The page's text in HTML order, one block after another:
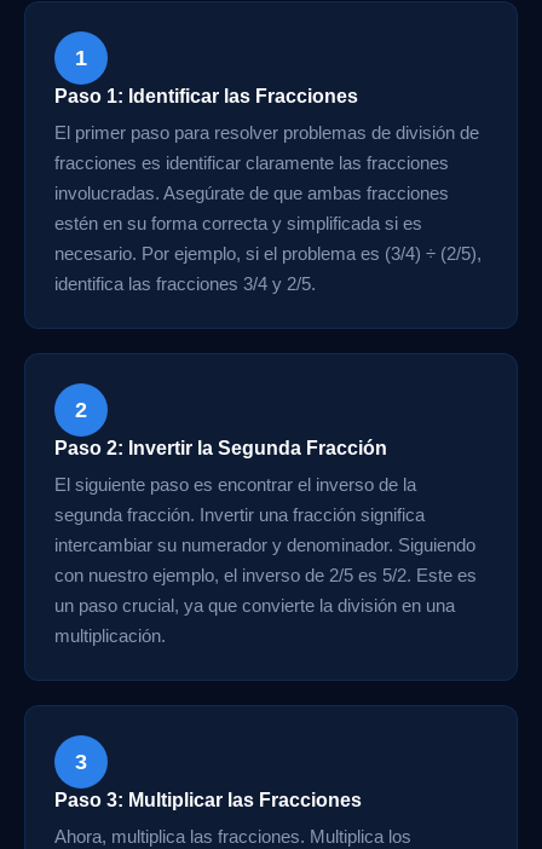
1
Paso 1: Identificar las Fracciones
El primer paso para resolver problemas de división de
fracciones es identificar claramente las fracciones
involucradas. Asegúrate de que ambas fracciones
estén en su forma correcta y simplificada si es
necesario. Por ejemplo, si el problema es (3/4) ÷ (2/5),
identifica las fracciones 3/4 y 2/5.
2
Paso 2: Invertir la Segunda Fracción
El siguiente paso es encontrar el inverso de la
segunda fracción. Invertir una fracción significa
intercambiar su numerador y denominador. Siguiendo
con nuestro ejemplo, el inverso de 2/5 es 5/2. Este es
un paso crucial, ya que convierte la división en una
multiplicación.
3
Paso 3: Multiplicar las Fracciones
Ahora, multiplica las fracciones. Multiplica los